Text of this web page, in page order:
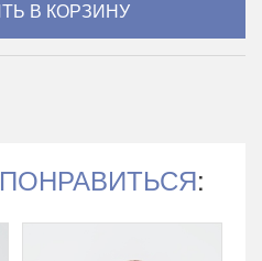
ПОНРАВИТЬСЯ: